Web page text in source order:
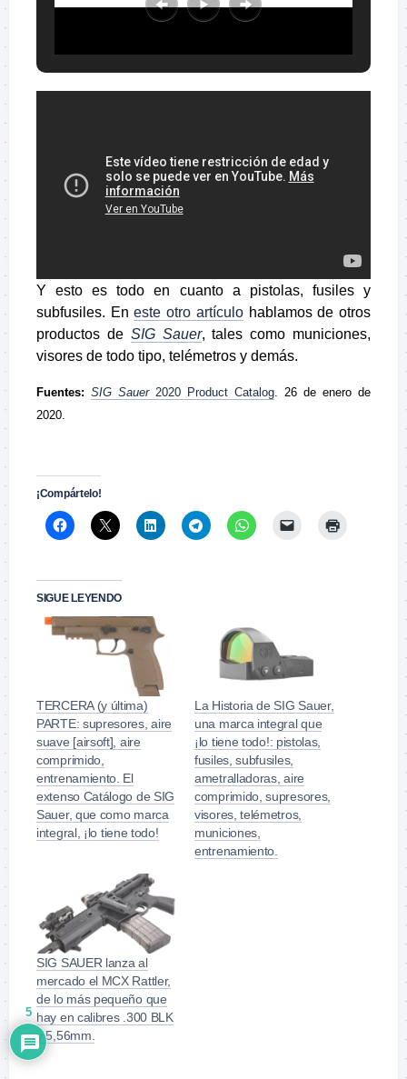
Y esto es todo en cuanto a pistolas, fusiles y
subfusiles. Eneste otro artículohablamos de otros
productos de SIG Sauer, tales como municiones,
visores de todo tipo, telémetros y demás.
Fuentes: SIG Sauer2020 Product Catalog . 26 de enero de
2020.
¡Compártelo!
SIGUE LEYENDO
TERCERA (y última)
PARTE: supresores, aire
suave [airsoft], aire
comprimido,
entrenamiento. El
extenso Catálogo de SIG
Sauer, que como marca
integral, ¡lo tiene todo!
La Historia de SIG Sauer,
una marca integral que
¡lo tiene todo!: pistolas,
fusiles, subfusiles,
ametralladoras, aire
comprimido, supresores,
visores, telémetros,
municiones,
entrenamiento.
SIG SAUER lanza al
mercado el MCX Rattler,
de lo más pequeño que
hay en calibres .300 BLK
y 5,56mm.
5